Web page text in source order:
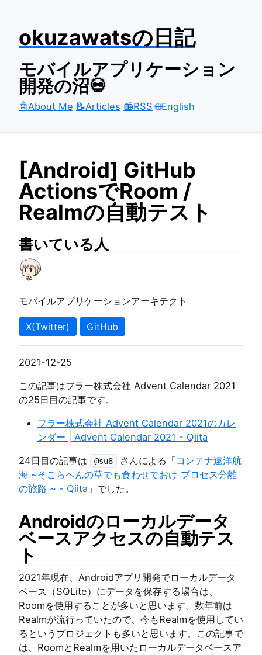
okuzawatsの日記
モバイルアプリケーション
開発の沼💀
🤖About Me 📝Articles 📻RSS 🌐English
[Android] GitHub
ActionsでRoom /
Realmの自動テスト
書いている人
モバイルアプリケーションアーキテクト
X(Twitter) GitHub
2021-12-25
この記事はフラー株式会社 Advent Calendar 2021
の25日目の記事です。
フラー株式会社 Advent Calendar 2021のカレ
ンダー | Advent Calendar 2021 - Qiita
24日目の記事は
@su8 さんによる「コンテナ遠洋航
海 ~そこらへんの草でも食わせておけ プロセス分離
の旅路 ~ - Qiita 」でした。
Androidのローカルデータ
ベースアクセスの自動テス
ト
2021年現在、Androidアプリ開発でローカルデータ
ベース（SQLite）にデータを保存する場合は、
Roomを使用することが多いと思います。数年前は
Realmが流行っていたので、今もRealmを使用してい
るというプロジェクトも多いと思います。この記事で
は、RoomとRealmを用いたローカルデータベースア